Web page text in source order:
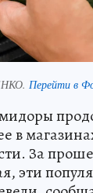
Перейти в
в
За
эти